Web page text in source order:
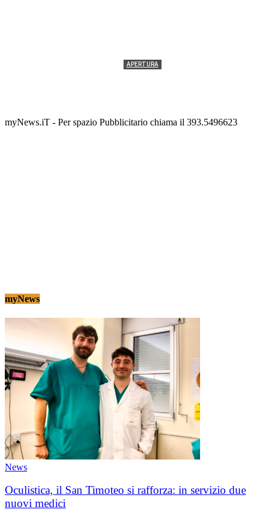
APERTURA
myNews.iT - Per spazio Pubblicitario chiama il 393.5496623
myNews
News
Oculistica, il San Timoteo si rafforza: in servizio due
nuovi medici